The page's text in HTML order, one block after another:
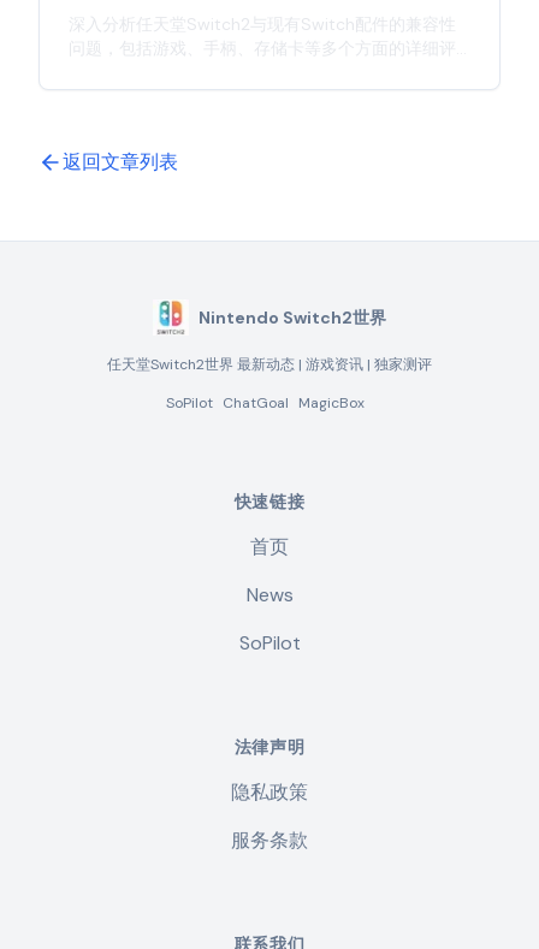
深入分析任天堂Switch2与现有Switch配件的兼容性
问题，包括游戏、手柄、存储卡等多个方面的详细评
返回文章列表
Nintendo Switch2世界
任天堂Switch2世界 最新动态 | 游戏资讯 | 独家测评
SoPilot ChatGoal MagicBox
快速链接
首页
News
SoPilot
法律声明
隐私政策
服务条款
联系我们